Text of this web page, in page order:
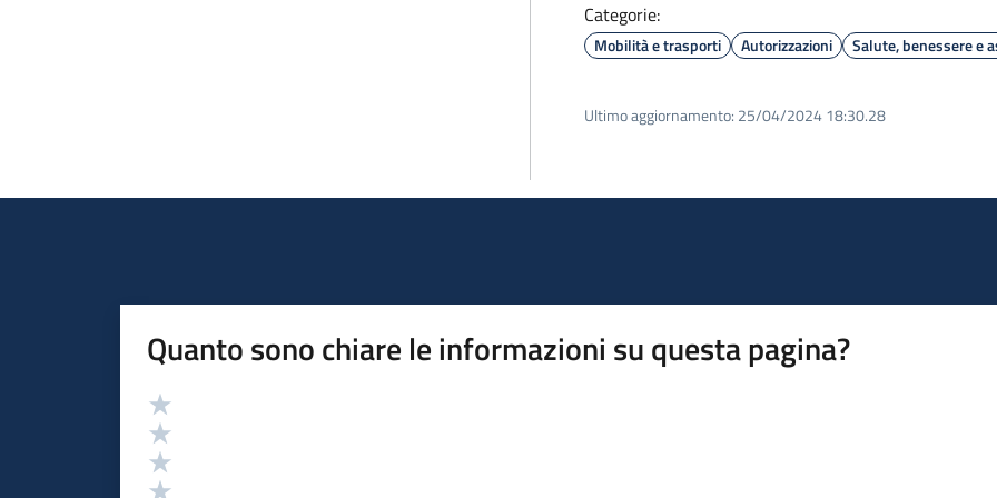
Categorie:
Mobilità e trasporti Autorizzazioni Salute, benessere e
Ultimo aggiornamento: 25/04/2024 18:30.28
Quanto sono chiare le informazioni su questa pagina?
Valutazione